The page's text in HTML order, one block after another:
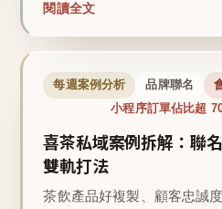
閱讀全文
每週案例分析 品牌聯名
小程序訂單佔比超
喜茶私域案例拆解：聯
雙軌打法
茶飲產品好複製、顧客忠誠